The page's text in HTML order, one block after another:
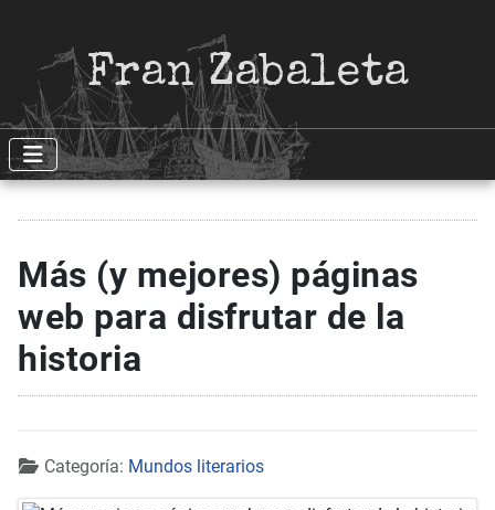
Fran Zabaleta
Más (y mejores) páginas
web para disfrutar de la
historia
Detalles
Categoría: Mundos literarios